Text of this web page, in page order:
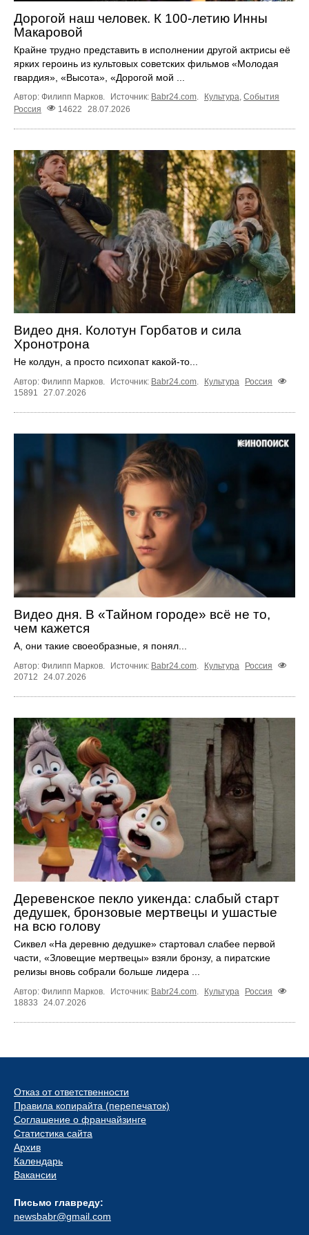
Дорогой наш человек. К 100‑летию Инны
Макаровой
Крайне трудно представить в исполнении другой актрисы её
ярких героинь из культовых советских фильмов «Молодая
гвардия», «Высота», «Дорогой мой ...
Автор: Филипп Марков. Источник: Babr24.com. Культура, События
Россия
14622 28.07.2026
Видео дня. Колотун Горбатов и сила
Хронотрона
Не колдун, а просто психопат какой‑то...
Автор: Филипп Марков. Источник: Babr24.com. Культура
Россия
15891
27.07.2026
Видео дня. В «Тайном городе» всё не то,
чем кажется
А, они такие своеобразные, я понял...
Автор: Филипп Марков. Источник: Babr24.com. Культура
Россия
20712
24.07.2026
Деревенское пекло уикенда: слабый старт
дедушек, бронзовые мертвецы и ушастые
на всю голову
Сиквел «На деревню дедушке» стартовал слабее первой
части, «Зловещие мертвецы» взяли бронзу, а пиратские
релизы вновь собрали больше лидера ...
Автор: Филипп Марков. Источник: Babr24.com Культура
Россия
18833
24.07.2026
Отказ от ответственности
Правила копирайта (перепечаток)
Соглашение о франчайзинге
Статистика сайта
Архив
Календарь
Вакансии
Письмо главреду:
newsbabr@gmail.com